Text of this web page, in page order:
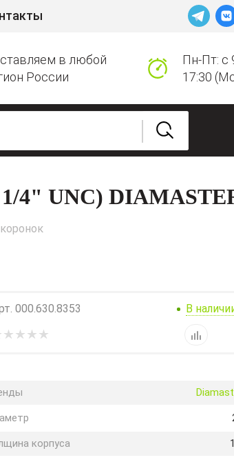
в любой
России
Пн-Пт: с
17:30
UNC)
000.630.8353 В
корпуса